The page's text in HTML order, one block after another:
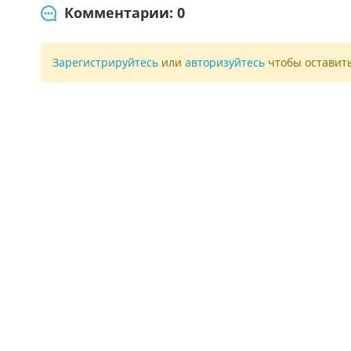
Комментарии: 0
Зарегистрируйтесь или авторизуйтесь чтобы